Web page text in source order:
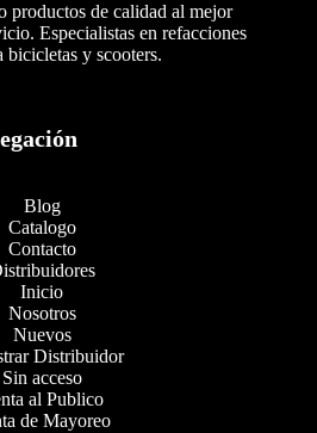
productos de calidad al mejor
Especialistas en refacciones
bicicletas y scooters.
Blog
Catalogo
Contacto
Inicio
Nosotros
Nuevos
Distribuidor
Sin acceso
al Publico
de Mayoreo